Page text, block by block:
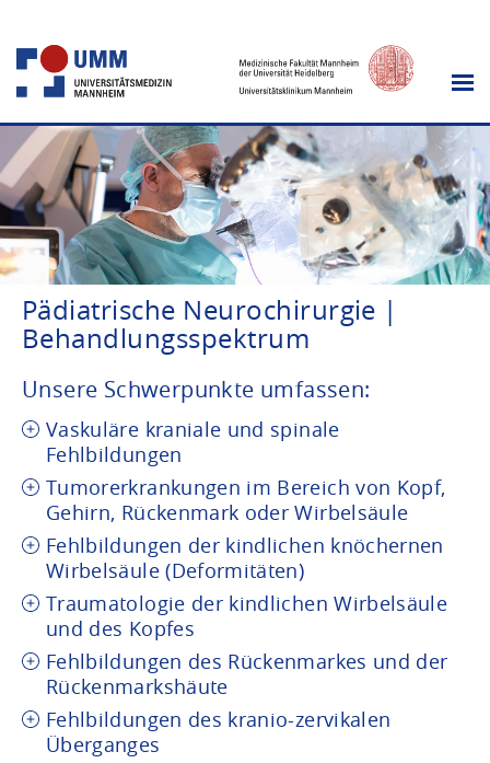
Pädiatrische Neurochirurgie |
Behandlungsspektrum
Unsere Schwerpunkte umfassen:
Vaskuläre kraniale und spinale
Fehlbildungen
Tumorerkrankungen im Bereich von Kopf,
Gehirn, Rückenmark oder Wirbelsäule
Fehlbildungen der kindlichen knöchernen
Wirbelsäule (Deformitäten)
Traumatologie der kindlichen Wirbelsäule
und des Kopfes
Fehlbildungen des Rückenmarkes und der
Rückenmarkshäute
Fehlbildungen des kranio-zervikalen
Überganges